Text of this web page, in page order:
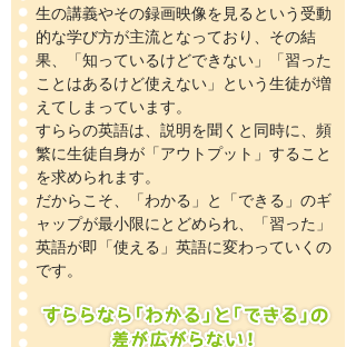
生の講義やその録画映像を見るという受動
的な学び方が主流となっており、その結
果、「知っているけどできない」「習った
ことはあるけど使えない」という生徒が増
えてしまっています。
すららの英語は、説明を聞くと同時に、頻
繁に生徒自身が「アウトプット」すること
を求められます。
だからこそ、「わかる」と「できる」のギ
ャップが最小限にとどめられ、「習った」
英語が即「使える」英語に変わっていくの
です。